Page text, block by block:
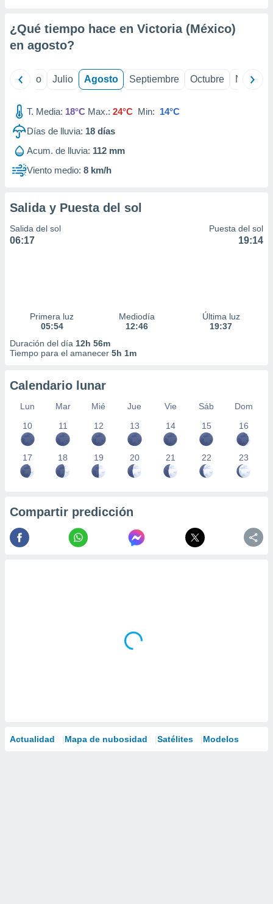
e
mediante
publicidad
publicidad
de
1199
¿Qué tiempo hace en Victoria (México)
en agosto?
Junio Julio Agosto Septiembre Octubre
T. Media: 18°C Max.: 24°C Min: 14°C
Días de lluvia: 18 días
Acum. de lluvia: 112 mm
Viento medio: 8 km/h
Salida y Puesta del sol
Salida del sol
06:17
Puesta del sol
19:14
Primera luz
05:54
Mediodía
12:46
Última luz
19:37
Duración del día 12h 56m
Tiempo para el amanecer 5h 1m
Calendario lunar
Lun Mar Mié Jue Vie Sáb
Dom
10
11 12 13 14 15 16
17 18 19 20 21 22 23
Compartir predicción
Actualidad Mapa de nubosidad Satélites Modelos